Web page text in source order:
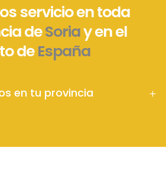
servicio en toda
deSoriay en el
deEspaña
en tu provincia